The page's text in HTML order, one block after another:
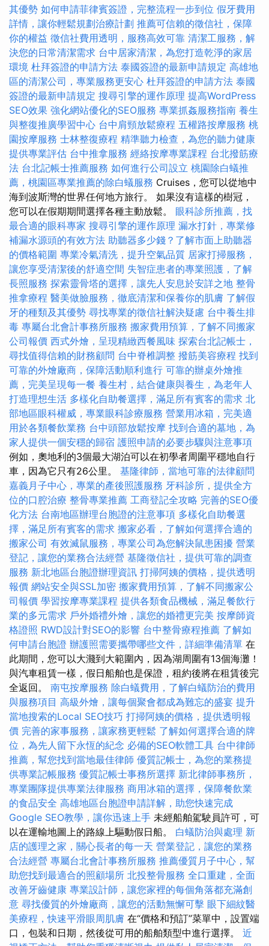
其優勢 如何申請菲律賓簽證，完整流程一步到位 假牙費用
詳情，讓你輕鬆規劃治療計劃 推薦可信賴的徵信社，保障
你的權益 徵信社費用透明，服務高效可靠 清潔工服務，解
決您的日常清潔需求 台中居家清潔，為您打造乾淨的家居
環境 杜拜簽證的申請方法 泰國簽證的最新申請規定 高雄地
區的清潔公司，專業服務更安心 杜拜簽證的申請方法 泰國
簽證的最新申請規定 搜尋引擎的運作原理 提高WordPress
SEO效果 強化網站優化的SEO服務 專業抓姦服務指南 養生
與整復推廣學習中心 台中肩頸放鬆療程 五權路按摩服務 桃
園按摩服務 士林整復療程 精準聽力檢查，為您的聽力健康
提供專業評估 台中推拿服務 經絡按摩專業課程 台北撥筋療
法 台北記帳士推薦服務 如何進行公司設立 桃園除白蟻推
薦，桃園區專業推薦的除白蟻服務 Cruises，您可以從地中
海到波斯灣的世界任何地方旅行。 如果沒有這樣的樹冠，
您可以在假期期間選擇各種主動放鬆。 眼科診所推薦，找
最合適的眼科專家 搜尋引擎的運作原理 漏水打針，專業修
補漏水源頭的有效方法 助聽器多少錢？了解市面上助聽器
的價格範圍 專業冷氣清洗，提升空氣品質 居家打掃服務，
讓您享受清潔後的舒適空間 失智症患者的專業照護，了解
長照服務 探索靈骨塔的選擇，讓先人安息於安詳之地 整骨
推拿療程 醫美做臉服務，徹底清潔和保養你的肌膚 了解假
牙的種類及其優勢 尋找專業的徵信社解決疑慮 台中養生排
毒 專屬台北會計事務所服務 搬家費用預算，了解不同搬家
公司報價 西式外燴，呈現精緻西餐風味 探索台北記帳士，
尋找值得信賴的財務顧問 台中脊椎調整 撥筋美容療程 找到
可靠的外燴廠商，保障活動順利進行 可靠的辦桌外燴推
薦，完美呈現每一餐 養生村，結合健康與養生，為老年人
打造理想生活 多樣化自助餐選擇，滿足所有賓客的需求 北
部地區眼科權威，專業眼科診療服務 營業用冰箱，完美適
用於各類餐飲業務 台中頭部放鬆按摩 找到合適的墓地，為
家人提供一個安穩的歸宿 護照申請的必要步驟與注意事項
例如，奧地利的3個最大湖泊可以在初學者周圍平穩地自行
車，因為它只有26公里。 基隆律師，當地可靠的法律顧問
嘉義月子中心，專業的產後照護服務 牙科診所，提供全方
位的口腔治療 整骨專業推薦 工商登記全攻略 完善的SEO優
化方法 台南地區辦理台胞證的注意事項 多樣化自助餐選
擇，滿足所有賓客的需求 搬家必看，了解如何選擇合適的
搬家公司 有效滅鼠服務，專業公司為您解決鼠患困擾 營業
登記，讓您的業務合法經營 基隆徵信社，提供可靠的調查
服務 新北地區台胞證辦理資訊 打掃阿姨的價格，提供透明
報價 網站安全與SSL加密 搬家費用預算，了解不同搬家公
司報價 學習按摩專業課程 提供各類食品機械，滿足餐飲行
業的多元需求 戶外婚禮外燴，讓您的婚禮更完美 按摩師資
格證照 RWD設計對SEO的影響 台中整骨療程推薦 了解如
何申請台胞證 辦護照需要攜帶哪些文件，詳細準備清單 在
此期間，您可以大濺到大範圍內，因為湖周圍有13個海灘！
與汽車租賃一樣，假日船舶也是保證，租約後將在租賃後完
全返回。 南屯按摩服務 除白蟻費用，了解白蟻防治的費用
與服務項目 高級外燴，讓每個聚會都成為難忘的盛宴 提升
當地搜索的Local SEO技巧 打掃阿姨的價格，提供透明報
價 完善的家事服務，讓家務更輕鬆 了解如何選擇合適的牌
位，為先人留下永恆的紀念 必備的SEO軟體工具 台中律師
推薦，幫您找到當地最佳律師 優質記帳士，為您的業務提
供專業記帳服務 優質記帳士事務所選擇 新北律師事務所，
專業團隊提供專業法律服務 商用冰箱的選擇，保障餐飲業
的食品安全 高雄地區台胞證申請詳解，助您快速完成
Google SEO教學，讓你迅速上手 未經船舶駕駛員許可，可
以在運輸地圖上的路線上驅動假日船。 白蟻防治與處理 新
店的護理之家，關心長者的每一天 營業登記，讓您的業務
合法經營 專屬台北會計事務所服務 推薦優質月子中心，幫
助您找到最適合的照顧場所 北投整骨服務 全口重建，全面
改善牙齒健康 專業設計師，讓您家裡的每個角落都充滿創
意 尋找優質的外燴廠商，讓您的活動無懈可擊 眼下細紋醫
美療程，快速平滑眼周肌膚 在“價格和預訂”菜單中，設置端
口，包裝和日期，然後從可用的船舶類型中進行選擇。 近